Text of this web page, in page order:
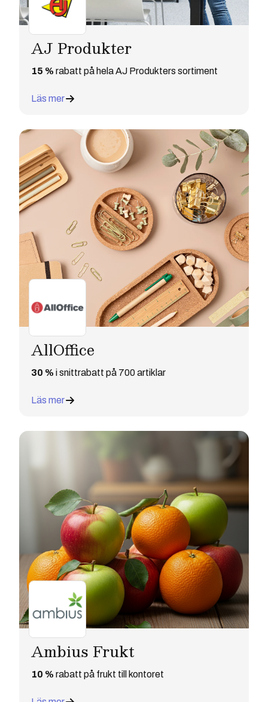
AJ Produkter
15 % rabatt på hela AJ Produkters sortiment
Läs mer
AllOffice
30 % i snittrabatt på 700 artiklar
Läs mer
Ambius Frukt
10 % rabatt på frukt till kontoret